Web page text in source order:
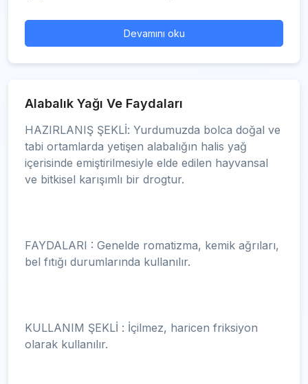
Devamını oku
Alabalık Yağı Ve Faydaları
HAZIRLANIŞ ŞEKLİ: Yurdumuzda bolca doğal ve
tabi ortamlarda yetişen alabalığın halis yağ
içerisinde emiştirilmesiyle elde edilen hayvansal
ve bitkisel karışımlı bir drogtur.
FAYDALARI : Genelde romatizma, kemik ağrıları,
bel fıtığı durumlarında kullanılır.
KULLANIM ŞEKLİ : İçilmez, haricen friksiyon
olarak kullanılır.